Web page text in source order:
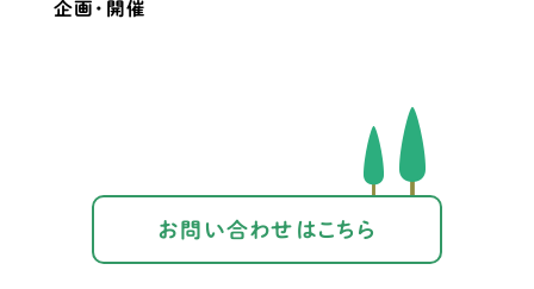
企画・開催
お問い合わせはこちら